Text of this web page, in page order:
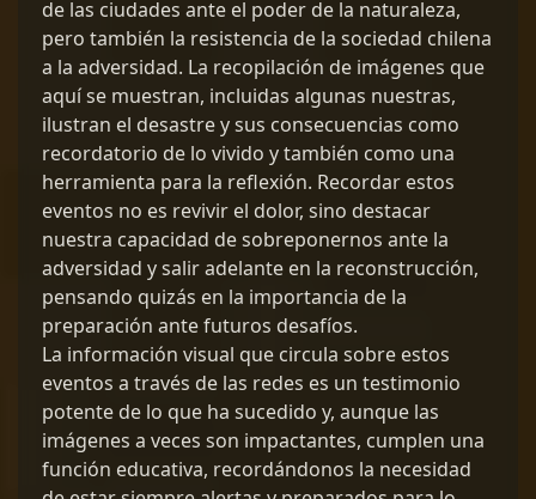
de las ciudades ante el poder de la naturaleza,
pero también la resistencia de la sociedad chilena
a la adversidad. La recopilación de imágenes que
aquí se muestran, incluidas algunas nuestras,
ilustran el desastre y sus consecuencias como
recordatorio de lo vivido y también como una
herramienta para la reflexión. Recordar estos
eventos no es revivir el dolor, sino destacar
nuestra capacidad de sobreponernos ante la
adversidad y salir adelante en la reconstrucción,
pensando quizás en la importancia de la
preparación ante futuros desafíos.
La información visual que circula sobre estos
eventos a través de las redes es un testimonio
potente de lo que ha sucedido y, aunque las
imágenes a veces son impactantes, cumplen una
función educativa, recordándonos la necesidad